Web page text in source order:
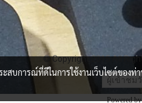
© Copyright 2015 All
ผู้เข้าชม
Powered
สบการณ์ที่ดีในการใช้งานเว็บไซต์ของท่